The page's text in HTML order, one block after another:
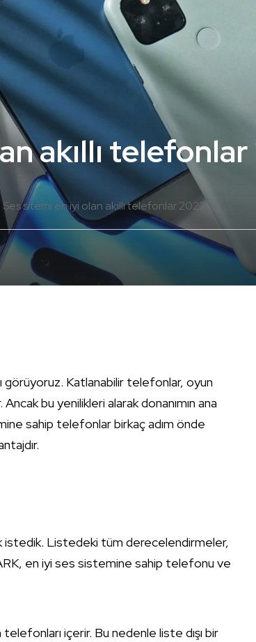
akıllı
Ses sitemi en iyi olan akıllı telefonlar 2022
görüyoruz. Katlanabilir telefonlar, oyun
bu yenilikleri alarak donanımın ana
sahip telefonlar birkaç adım önde
istedik. Listedeki tüm derecelendirmeler,
en iyi ses sistemine sahip telefonu ve
içerir. Bu nedenle liste dışı bir